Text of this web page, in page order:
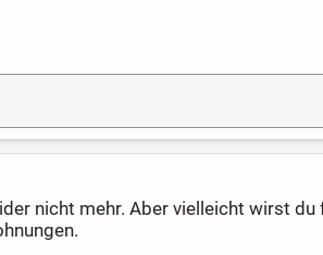
nicht mehr. Aber vielleicht wirst du